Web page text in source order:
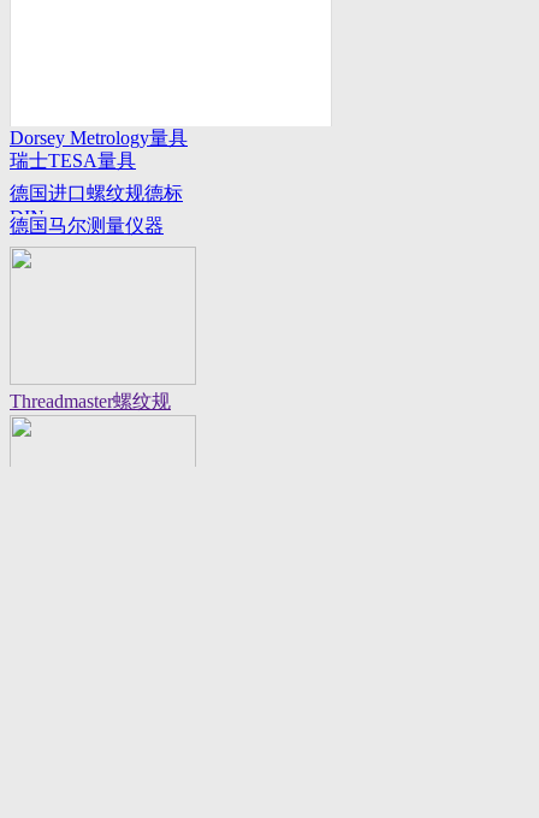
Dorsey Metrology量具
系列
瑞士TESA量具
德国进口螺纹规德标
DIN
德国马尔测量仪器
Threadmaster螺纹规